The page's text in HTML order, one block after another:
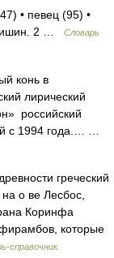
• певец (95) •
2 …
Словарь
конь в
лирический
российский
с 1994 года.… …
греческий
о ве Лесбос,
Коринфа
которые
справочник.